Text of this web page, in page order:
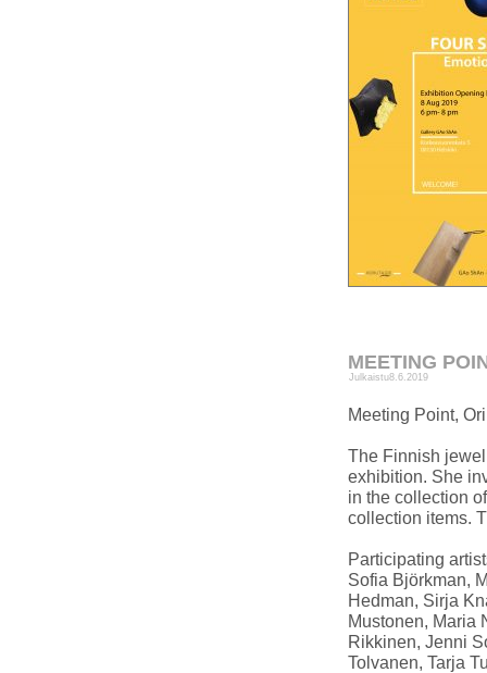
MEETING
Julkaistu8.6.2019
Meeting Point,
The Finnish
exhibition. She
in the collection
collection items.
Participating
Sofia Björkman,
Hedman, Sirja
Mustonen, Maria
Rikkinen, Jenni
Tolvanen, Tarja